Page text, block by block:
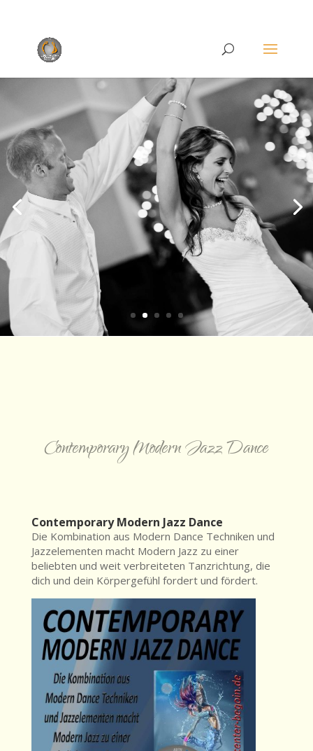
Contemporary Modern Jazz Dance
Contemporary Modern Jazz Dance
Die Kombination aus Modern Dance Techniken und
Jazzelementen macht Modern Jazz zu einer
beliebten und weit verbreiteten Tanzrichtung, die
dich und dein Körpergefühl fordert und fördert.